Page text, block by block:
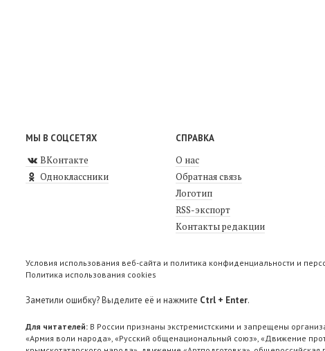
МЫ В СОЦСЕТЯХ
ВКонтакте
Одноклассники
СПРАВКА
О нас
Обратная связь
Логотип
RSS-экспорт
Контакты редакции
Условия использования веб-сайта и политика конфиденциальности и
Политика использования cookies
Заметили ошибку? Выделите её и нажмите Ctrl + Enter.
Для читателей: В России признаны экстремистскими и запрещены
«Армия воли народа», «Русский общенациональный союз», «Движение